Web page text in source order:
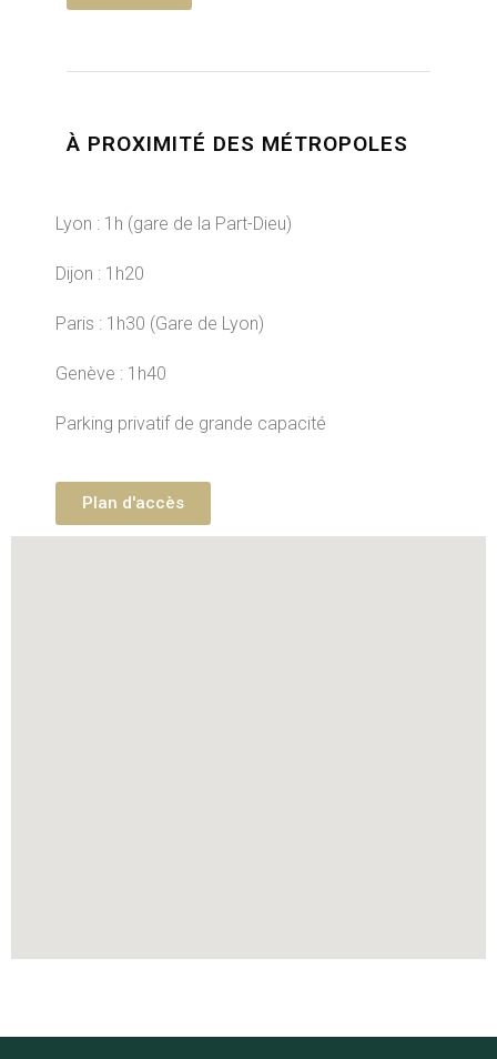
À PROXIMITÉ DES MÉTROPOLES
Lyon : 1h (gare de la Part-Dieu)
Dijon : 1h20
Paris : 1h30 (Gare de Lyon)
Genève : 1h40
Parking privatif de grande capacité
Plan d'accès